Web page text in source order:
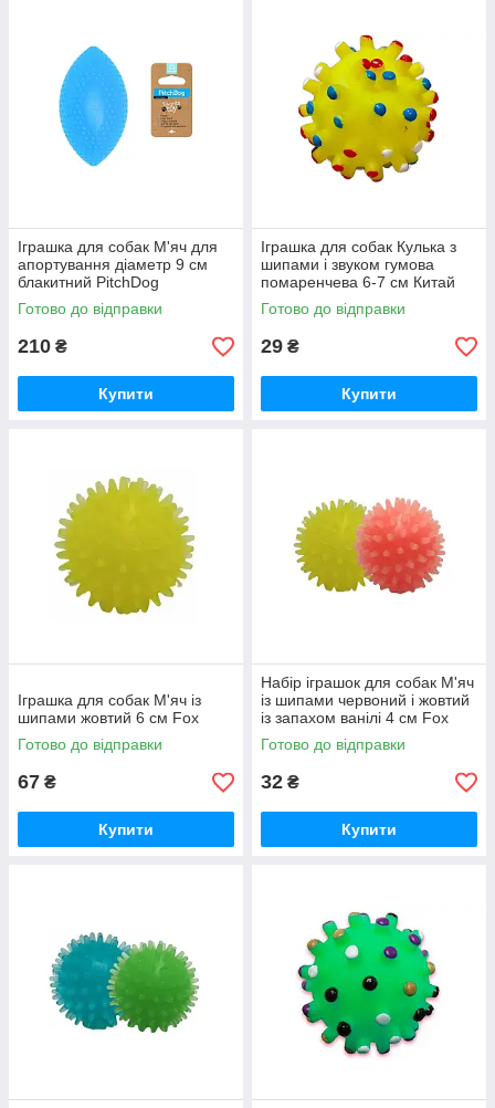
Іграшка для собак М'яч для
апортування діаметр 9 см
блакитний PitchDog
Готово до відправки
210 ₴
Купити
Іграшка для собак Кулька з
шипами і звуком гумова
помаренчева 6-7 см Китай
Готово до відправки
29 ₴
Купити
Іграшка для собак М'яч із
шипами жовтий 6 см Fox
Готово до відправки
67 ₴
Купити
Набір іграшок для собак М'яч
із шипами червоний і жовтий
із запахом ванілі 4 см Fох
Готово до відправки
32 ₴
Купити